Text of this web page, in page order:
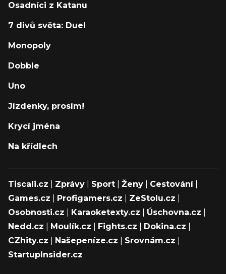
Osadníci z Katanu
7 divů světa: Duel
Monopoly
Dobble
Uno
Jízdenky, prosím!
Krycí jména
Na křídlech
Tiscali.cz Zprávy Sport Ženy Cestování|
Games.cz
Profigamers.cz ZeStolu.cz
Osobnosti.cz
Karaoketexty.cz Úschovna.cz
Nedd.cz
Moulík.cz Fights.cz Dokina.cz
CZhity.cz
Našepeníze.cz Srovnám.cz
StartupInsider.cz